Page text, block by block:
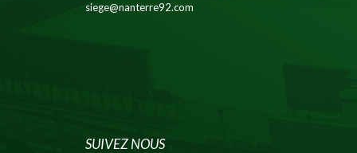
siege@nanterre92.com
SUIVEZ NOUS